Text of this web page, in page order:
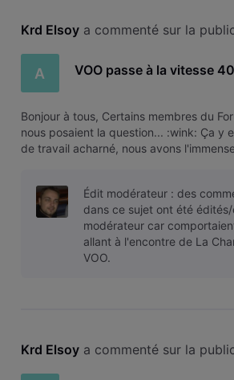
Krd Elsoy a commenté sur la
A VOO passe à la vitesse
Bonjour à tous, Certains membres du
nous posaient la question... :wink: Ça y
de travail acharné, nous avons
premiers
Édit modérateur : des
dans ce sujet ont été
modérateur car
allant à l'encontre de La
VOO.
Krd Elsoy a commenté sur la